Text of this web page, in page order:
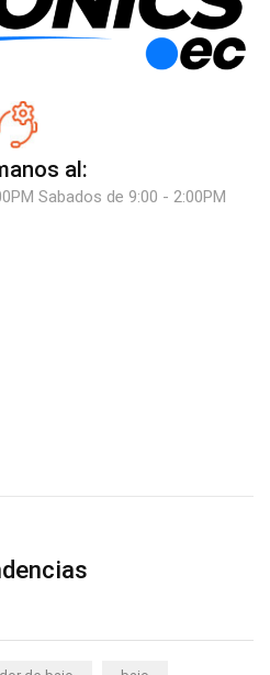
al:
Sabados de 9:00 - 2:00PM